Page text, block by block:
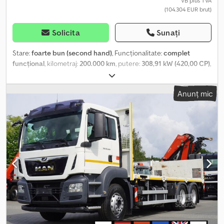
(104.304 EUR brut)
Solicita Sunați
Stare:foarte bun (second hand), Funcționalitate:complet
funcțional, kilometraj:200.000 km, putere: 308,91 kW (420,00 CP),
, greutatea goală:
maximă de încărcare:10.590 kg, greutate totală:26.000 kg,
configurație ax:
, cabină șofer: cabina de zi, tip de
angrenaj:automat, clasă de emisii: Euro 6
lungimea spațiului de încărcare:6.720 mm
, lățimea spațiului de
încărcare:2.480 mm , înălțime spațiu de încărcare:
fabricație:2020, Dotări:
AdBlue, aer condiționat, blocare
diferențial, pilot automat de viteză , MAN TGS 26.420 6×4 / Fassi
F215A.2.24 / telecomandă / rotor / platformă 6,7 m An 2019/2020
Cjdpozrw Rzjfx Aikerf Kilometraj: 200.000 km. Date tehnice MMA:
26.000 kg Greutate: 15.410 kg Capacitate de încărcare: 10.590 kg
Cilindree motor: 12.419 cc Putere: 420 CP Euro 6 adblue
Suspensie pneumatică spate Cuplă superioară pentru remorcă
Suport pentru roată de rezervă Macara HDS Fassi F215A.2.24 rotor
Telecomandă Braț: 12,70 m Capacitate maximă de ridicare: 5.600
Anunț mic